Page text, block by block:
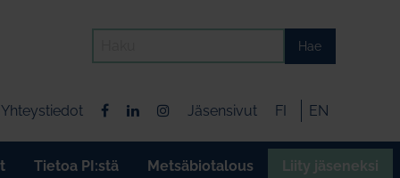
Hae
Yhteystiedot Jäsensivut FI EN
Tietoa PI:stä Metsäbiotalous Liity jäseneksi